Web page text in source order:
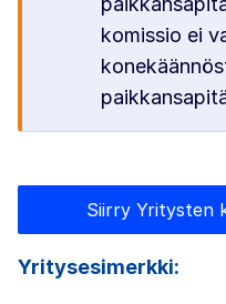
komissio ei
Siirry Yritysten
Yritysesimerkki: